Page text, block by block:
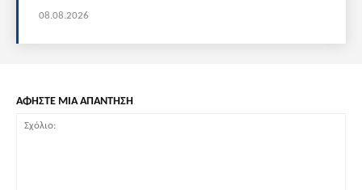
08.08.2026
ΑΦΗΣΤΕ ΜΙΑ ΑΠΑΝΤΗΣΗ